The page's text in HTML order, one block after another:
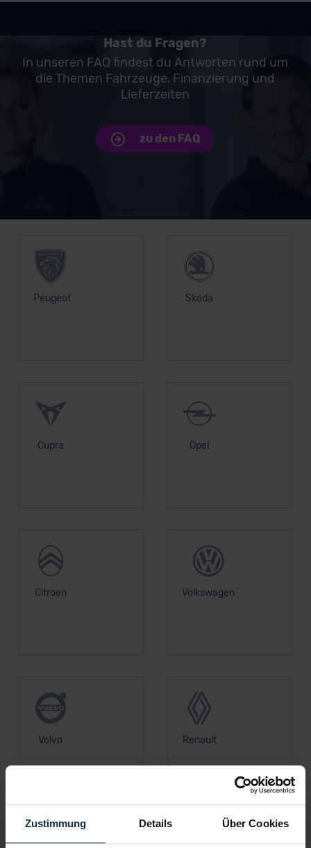
Zustimmung Details Über Cookies
Hast du Fragen?
In unseren FAQ findest du Antworten rund um
die Themen Fahrzeuge, Finanzierung und
Lieferzeiten
zu den FAQ
Peugeot Skoda
Cupra Opel
Citroen Volkswagen
Volvo Renault